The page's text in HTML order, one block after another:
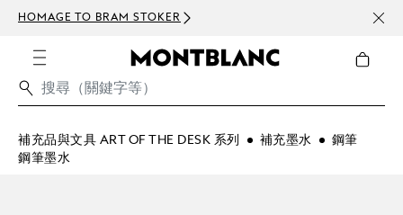
HOMAGE TO BRAM STOKER 訂閱
補充品與文具 ART OF THE DESK 系列 補充墨水
鋼筆
鋼筆墨水